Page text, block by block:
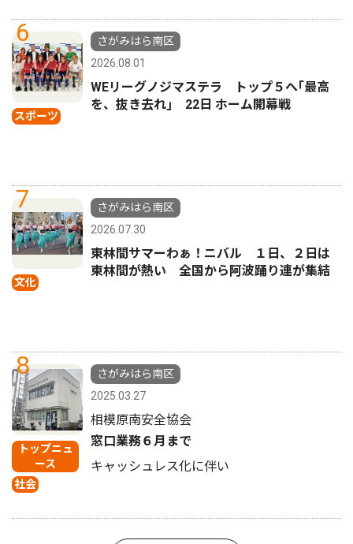
6
スポーツ
さがみはら南区
2026.08.01
WEリーグノジマステラ トップ５へ｢最高
を、抜き去れ｣ 22日 ホーム開幕戦
7
文化
さがみはら南区
2026.07.30
東林間サマーわぁ！ニバル １日、２日は
東林間が熱い 全国から阿波踊り連が集結
8
トップニュ
ース
社会
さがみはら南区
2025.03.27
相模原南安全協会
窓口業務６月まで
キャッシュレス化に伴い